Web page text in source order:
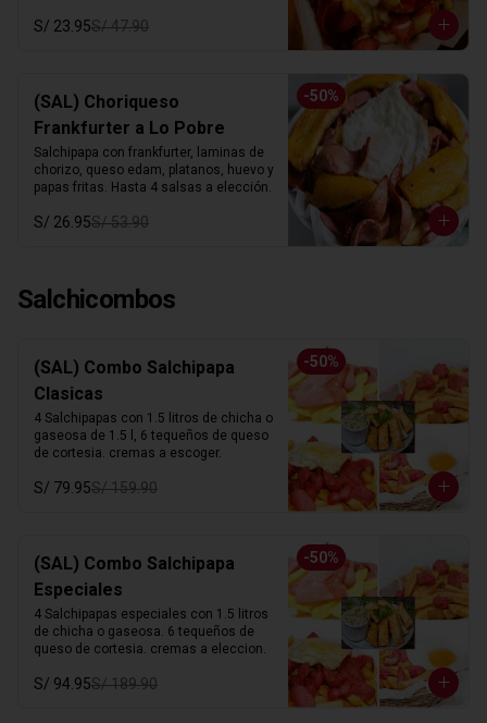
S/ 23.95S/ 47.90
-50%
(SAL) Choriqueso
Frankfurter a Lo Pobre
Salchipapa con frankfurter, laminas de
chorizo, queso edam, platanos, huevo y
papas fritas. Hasta 4 salsas a elección.
S/ 26.95S/ 53.90
Salchicombos
-50%
(SAL) Combo Salchipapa
Clasicas
4 Salchipapas con 1.5 litros de chicha o
gaseosa de 1.5 l, 6 tequeños de queso
de cortesia. cremas a escoger.
S/ 79.95S/ 159.90
-50%
(SAL) Combo Salchipapa
Especiales
4 Salchipapas especiales con 1.5 litros
de chicha o gaseosa. 6 tequeños de
queso de cortesia. cremas a eleccion.
S/ 94.95S/ 189.90